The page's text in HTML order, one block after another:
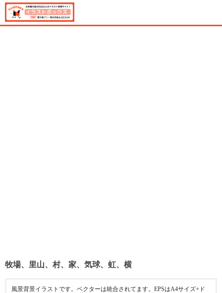
牧場、里山、村、家、気球、虹、横
風景背景イラストです。ベクターは統合されてます。EPSはA4サイズ+ド